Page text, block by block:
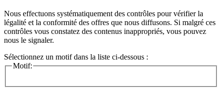
Nous effectuons systématiquement des contrôles pour vérifier la
légalité et la conformité des offres que nous diffusons. Si malgré ces
contrôles vous constatez des contenus inappropriés, vous pouvez
nous le signaler.
Sélectionnez un motif dans la liste ci-dessous :
Motif: